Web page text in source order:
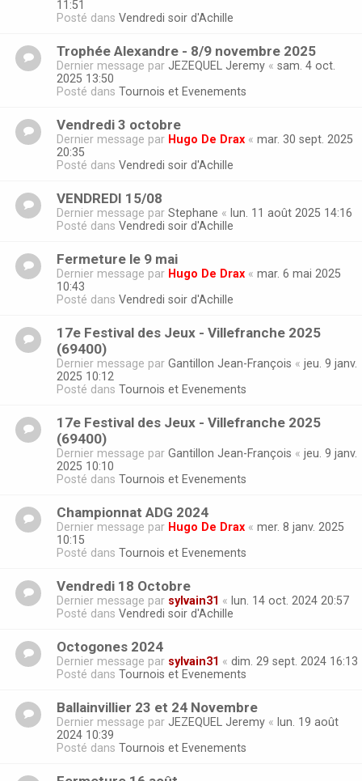
11:51
Posté dans Vendredi soir d'Achille
Trophée Alexandre - 8/9 novembre 2025
Dernier message par JEZEQUEL Jeremy « sam. 4 oct.
2025 13:50
Posté dans Tournois et Evenements
Vendredi 3 octobre
Dernier message par Hugo De Drax « mar. 30 sept. 2025
20:35
Posté dans Vendredi soir d'Achille
VENDREDI 15/08
Dernier message par Stephane « lun. 11 août 2025 14:16
Posté dans Vendredi soir d'Achille
Fermeture le 9 mai
Dernier message par Hugo De Drax « mar. 6 mai 2025
10:43
Posté dans Vendredi soir d'Achille
17e Festival des Jeux - Villefranche 2025
(69400)
Dernier message par Gantillon Jean-François « jeu. 9 janv.
2025 10:12
Posté dans Tournois et Evenements
17e Festival des Jeux - Villefranche 2025
(69400)
Dernier message par Gantillon Jean-François « jeu. 9 janv.
2025 10:10
Posté dans Tournois et Evenements
Championnat ADG 2024
Dernier message par Hugo De Drax « mer. 8 janv. 2025
10:15
Posté dans Tournois et Evenements
Vendredi 18 Octobre
Dernier message par sylvain31 « lun. 14 oct. 2024 20:57
Posté dans Vendredi soir d'Achille
Octogones 2024
Dernier message par sylvain31 « dim. 29 sept. 2024 16:13
Posté dans Tournois et Evenements
Ballainvillier 23 et 24 Novembre
Dernier message par JEZEQUEL Jeremy « lun. 19 août
2024 10:39
Posté dans Tournois et Evenements